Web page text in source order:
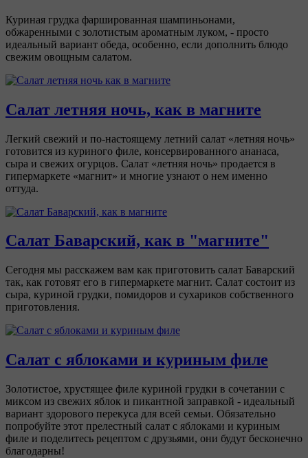
Куриная грудка фаршированная шампиньонами,
обжаренными с золотистым ароматным луком, - просто
идеальный вариант обеда, особенно, если дополнить блюдо
свежим овощным салатом.
Салат летняя ночь, как в магните
Легкий свежий и по-настоящему летний салат «летняя ночь»
готовится из куриного филе, консервированного ананаса,
сыра и свежих огурцов. Салат «летняя ночь» продается в
гипермаркете «магнит» и многие узнают о нем именно
оттуда.
Салат Баварский, как в "магните"
Сегодня мы расскажем вам как приготовить салат Баварский
так, как готовят его в гипермаркете магнит. Салат состоит из
сыра, куриной грудки, помидоров и сухариков собственного
приготовления.
Салат с яблоками и куриным филе
Золотистое, хрустящее филе куриной грудки в сочетании с
миксом из свежих яблок и пикантной заправкой - идеальный
вариант здорового перекуса для всей семьи. Обязательно
попробуйте этот прелестный салат с яблоками и куриным
филе и поделитесь рецептом с друзьями, они будут бесконечно
благодарны!